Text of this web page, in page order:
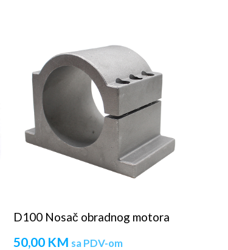
D100 Nosač obradnog motora
50,00 KM sa PDV-om